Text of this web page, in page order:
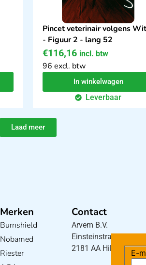
Pincet veterinair volgens
- Figuur 2 - lang 52
€116,16 incl. btw
96 excl. btw
In winkelwagen
Leverbaar
Laad meer
Merken
Burnshield
Nobamed
Riester
Contact
Arvem B.V.
Einsteinstraat 5
2181 AA HillegomE-